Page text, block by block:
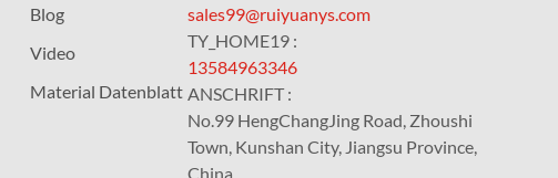
Blog
Video
Material Datenblatt
sales99@ruiyuanys.com
TY_HOME19 :
13584963346
ANSCHRIFT :
No.99 HengChangJing Road, Zhoushi
Town, Kunshan City, Jiangsu Province,
China